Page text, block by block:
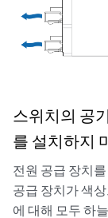
스위치의 공
를 설치하지
전원 공급 장치
공급 장치가 색
에 대해 모두 하